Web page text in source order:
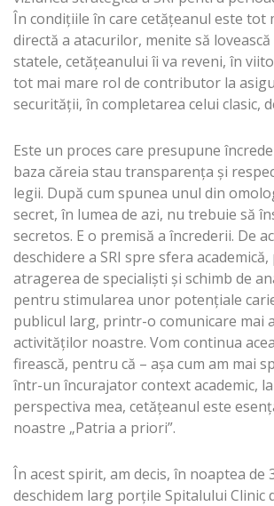
În condiţiile în care cetăţeanul este tot
directă a atacurilor, menite să
statele, cetăţeanului îi va reveni, în
tot mai mare rol de contributor la
securităţii, în completarea celui clasic,
Este un proces care presupune
baza căreia stau transparenţa şi
legii. După cum spunea unul din
secret, în lumea de azi, nu trebuie să
secretos. E o premisă a încrederii. De
deschidere a SRI spre sfera
atragerea de specialişti şi schimb de
pentru stimularea unor potenţiale
publicul larg, printr-o comunicare mai
activităţilor noastre. Vom continua
firească, pentru că – aşa cum am mai
într-un încurajator context academic,
perspectiva mea, cetăţeanul este
noastre „Patria a priori”.
În acest spirit, am decis, în noaptea de
deschidem larg porțile Spitalului Clinic